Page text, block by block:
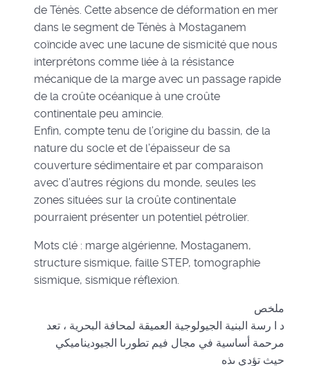
de Ténès. Cette absence de déformation en mer
dans le segment de Ténès à Mostaganem
coïncide avec une lacune de sismicité que nous
interprétons comme liée à la résistance
mécanique de la marge avec un passage rapide
de la croûte océanique à une croûte
continentale peu amincie.
Enfin, compte tenu de l’origine du bassin, de la
nature du socle et de l’épaisseur de sa
couverture sédimentaire et par comparaison
avec d’autres régions du monde, seules les
zones situées sur la croûte continentale
pourraient présenter un potentiel pétrolier.
Mots clé : marge algérienne, Mostaganem,
structure sismique, faille STEP, tomographie
sismique, sismique réflexion.
ملخص
د ا رسة البنية الجيولوجية العميقة لمحافة البحرية ، تعد
مرحمة أساسية في مجال فيم تطورىا الجيوديناميكي
حيث تؤدي ىذه